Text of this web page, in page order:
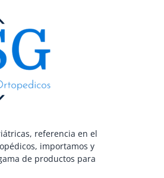
referencia en el
importamos y
de productos para